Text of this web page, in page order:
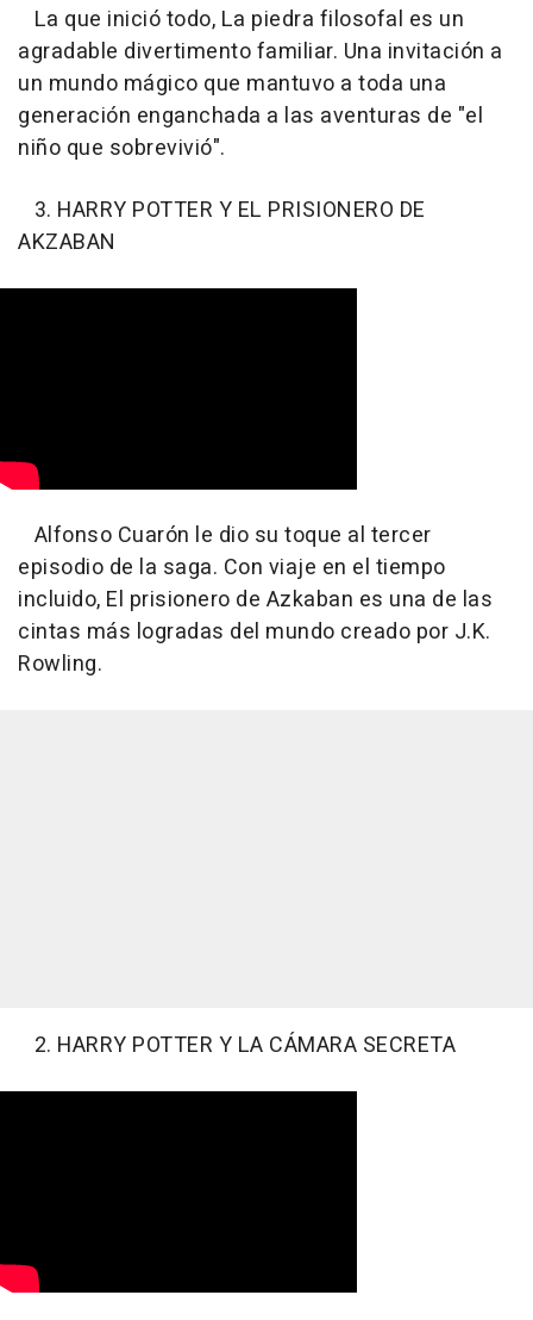
La que inició todo, La piedra filosofal es un
agradable divertimento familiar. Una invitación a
un mundo mágico que mantuvo a toda una
generación enganchada a las aventuras de "el
niño que sobrevivió".
3. HARRY POTTER Y EL PRISIONERO DE
AKZABAN
Alfonso Cuarón le dio su toque al tercer
episodio de la saga. Con viaje en el tiempo
incluido, El prisionero de Azkaban es una de las
cintas más logradas del mundo creado por J.K.
Rowling.
2. HARRY POTTER Y LA CÁMARA SECRETA